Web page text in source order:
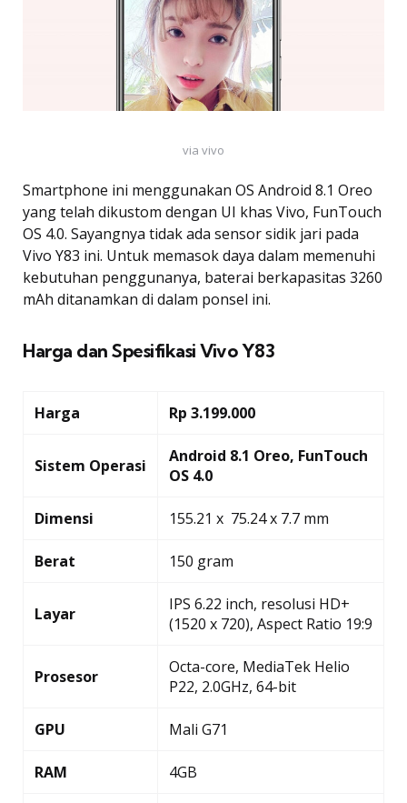
via vivo
Smartphone ini menggunakan OS Android 8.1 Oreo
yang telah dikustom dengan UI khas Vivo, FunTouch
OS 4.0. Sayangnya tidak ada sensor sidik jari pada
Vivo Y83 ini. Untuk memasok daya dalam memenuhi
kebutuhan penggunanya, baterai berkapasitas 3260
mAh ditanamkan di dalam ponsel ini.
Harga dan Spesifikasi Vivo Y83
Harga Rp 3.199.000
Sistem Operasi
Android 8.1 Oreo, FunTouch
OS 4.0
Dimensi 155.21 x 75.24 x 7.7 mm
Berat 150 gram
Layar
IPS 6.22 inch, resolusi HD+
(1520 x 720), Aspect Ratio 19:9
Prosesor
Octa-core, MediaTek Helio
P22, 2.0GHz, 64-bit
GPU Mali G71
RAM 4GB